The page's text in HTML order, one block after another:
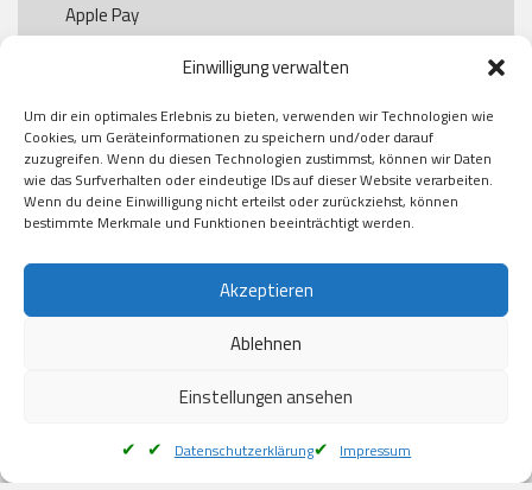
Einwilligung verwalten
Um dir ein optimales Erlebnis zu bieten, verwenden wir Technologien wie
Cookies, um Geräteinformationen zu speichern und/oder darauf
zuzugreifen. Wenn du diesen Technologien zustimmst, können wir Daten
wie das Surfverhalten oder eindeutige IDs auf dieser Website verarbeiten.
Wenn du deine Einwilligung nicht erteilst oder zurückziehst, können
bestimmte Merkmale und Funktionen beeinträchtigt werden.
Akzeptieren
Ablehnen
Einstellungen ansehen
Datenschutzerklärung Impressum
Apple Pay
Paypal
Kauf auf Rechung
Klarna
American Express